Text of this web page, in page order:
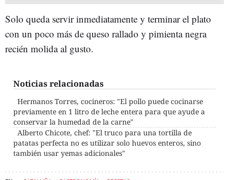
Solo queda servir inmediatamente y terminar el plato
con un poco más de queso rallado y pimienta negra
recién molida al gusto.
Noticias relacionadas
Hermanos Torres, cocineros: "El pollo puede cocinarse
previamente en 1 litro de leche entera para que ayude a
conservar la humedad de la carne"
Alberto Chicote, chef: "El truco para una tortilla de
patatas perfecta no es utilizar solo huevos enteros, sino
también usar yemas adicionales"